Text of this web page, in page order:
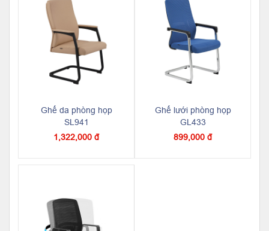
Ghế da phòng họp
SL941
1,322,000 đ
Ghế lưới phòng họp
GL433
899,000 đ